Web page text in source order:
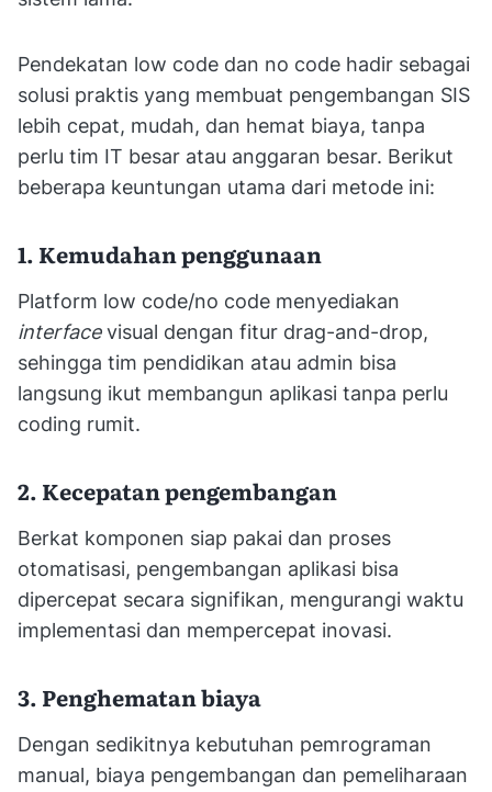
Pendekatan low code dan no code hadir sebagai
solusi praktis yang membuat pengembangan SIS
lebih cepat, mudah, dan hemat biaya, tanpa
perlu tim IT besar atau anggaran besar. Berikut
beberapa keuntungan utama dari metode ini:
1. Kemudahan penggunaan
Platform low code/no code menyediakan
interfacevisual dengan fitur drag-and-drop,
sehingga tim pendidikan atau admin bisa
langsung ikut membangun aplikasi tanpa perlu
coding rumit.
2. Kecepatan pengembangan
Berkat komponen siap pakai dan proses
otomatisasi, pengembangan aplikasi bisa
dipercepat secara signifikan, mengurangi waktu
implementasi dan mempercepat inovasi.
3. Penghematan biaya
Dengan sedikitnya kebutuhan pemrograman
manual, biaya pengembangan dan pemeliharaan